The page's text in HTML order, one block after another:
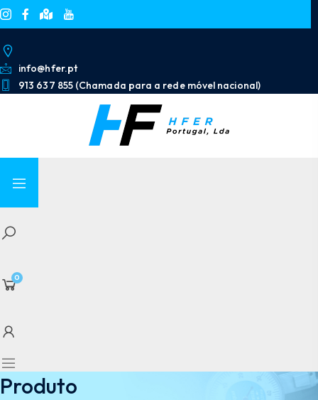
info@hfer.pt
913 637 855 (Chamada para a rede móvel nacional)
0
Produto